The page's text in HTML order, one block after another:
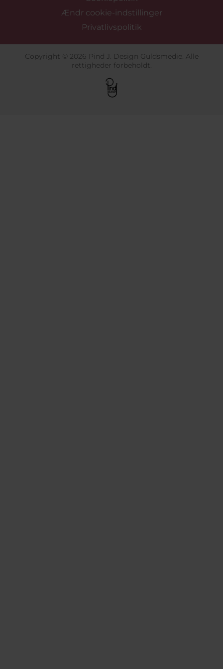
Ændr cookie-indstillinger
Privatlivspolitik
Copyright © 2026 Pind J. Design Guldsmedie. Alle
rettigheder forbeholdt.